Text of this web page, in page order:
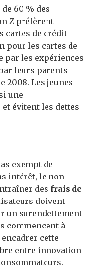
60 % des
Z préfèrent
cartes de crédit
pour les cartes de
par les expériences
leurs parents
2008. Les jeunes
une
et évitent les dettes
exempt de
intérêt, le non-
des frais de
doivent
un surendettement
commencent à
cette
entre innovation